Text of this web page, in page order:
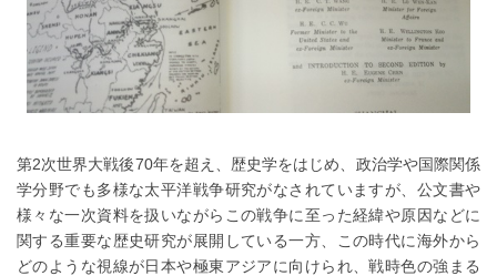
第2次世界大戦後70年を超え、歴史学をはじめ、政治学や国際関係
学分野でも多様な太平洋戦争研究がなされていますが、公文書や
様々な一次資料を扱いながらこの戦争に至った経緯や原因などに
関する重要な歴史研究が展開している一方、この時代に海外から
どのような視線が日本や極東アジアに向けられ、戦時色の強まる